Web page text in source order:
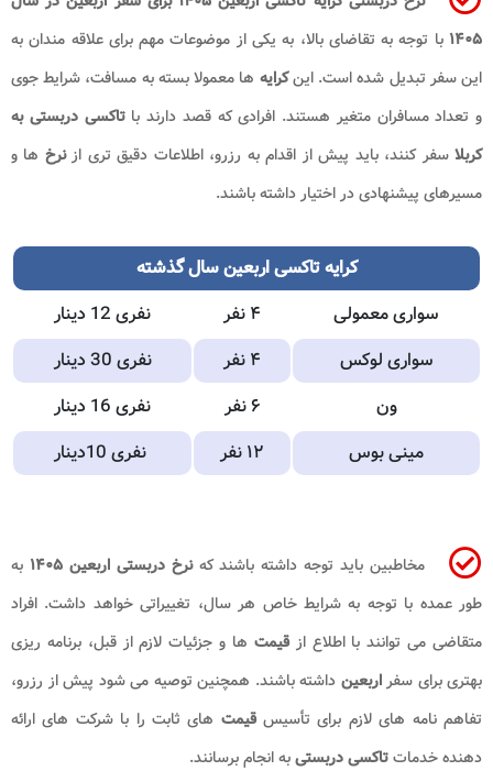
۱۴۰۵ با توجه به تقاضای بالا، به یکی از موضوعات مهم برای علاقه مندان به
این سفر تبدیل شده است. اینکرایه ها معمولا بسته به مسافت، شرایط جوی
و تعداد مسافران متغیر هستند. افرادی که قصد دارند باتاکسی دربستی به
کربلاسفر کنند، باید پیش از اقدام به رزرو، اطلاعات دقیق تری ازنرخ ها و
مسیرهای پیشنهادی در اختیار داشته باشند.
کرایه تاکسی اربعین سال گذشته
سواری معمولی
۴ نفر
نفری 12 دینار
سواری لوکس
۴ نفر
نفری 30 دینار
ون
۶ نفر
نفری 16 دینار
مینی بوس
۱۲ نفر
مخاطبین باید توجه داشته باشند کهنرخ دربستی اربعین ۱۴۰۵
به
طور عمده با توجه به شرایط خاص هر سال، تغییراتی خواهد داشت. افراد
متقاضی می توانند با اطلاع ازقیمت ها و جزئیات لازم از قبل، برنامه ریزی
بهتری برای سفراربعین داشته باشند. همچنین توصیه می شود پیش از رزرو،
تفاهم نامه های لازم برای تأسیسقیمت های ثابت را با شرکت های ارائه
دهنده خدماتتاکسیدربستیبه انجام برسانند.